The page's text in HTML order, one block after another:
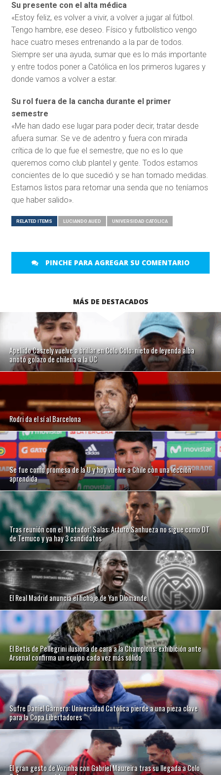
Su presente con el alta médica
«Estoy feliz, es volver a vivir, a volver a jugar al fútbol.
Tengo hambre, ese deseo. Físico y futbolístico vengo
hace cuatro meses entrenando a la par de todos.
Siempre ser una ayuda, sumar que es lo más importante
y entre todos poner a Católica en los primeros lugares y
donde vamos a volver a estar.
Su rol fuera de la cancha durante el primer
semestre
«Me han dado ese lugar para poder decir, tratar desde
afuera sumar. Se ve de adentro y fuera con mirada
crítica de lo que fue el semestre, que no es lo que
queremos como club plantel y gente. Todos estamos
concientes de lo que sucedió y se han tomado medidas.
Estamos listos para retomar una senda que no teníamos
que haber salido».
RELATED ITEMS LUCIANDO AUED UNIVERSIDAD CATÓLICA
PINCHE PARA AGREGAR SU COMENTARIO
MÁS DE DESTACADOS
Apellido Caszely vuelve a brillar en Colo Colo: nieto de leyenda alba
anotó golazo de chilena a la UC
Rodri da el sí al Barcelona
Se fue como promesa de la U y hoy vuelve a Chile con una lección
aprendida
Tras reunión con el ’Matador’ Salas: Arturo Sanhueza no sigue como DT
de Temuco y ya hay 3 candidatos
El Real Madrid anuncia el fichaje de Yan Diomande
El Betis de Pellegrini ilusiona de cara a la Champions: exhibición ante
Arsenal confirma un equipo cada vez más sólido
Sufre Daniel Garnero: Universidad Católica pierde a una pieza clave
para la Copa Libertadores
El gran gesto de Vozinha con Gabriel Maureira tras su llegada a Colo